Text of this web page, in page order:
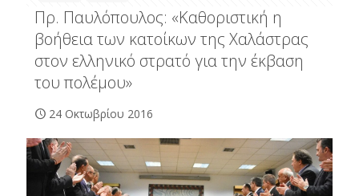
Πρ. Παυλόπουλος: «Καθοριστική η
βοήθεια των κατοίκων της Χαλάστρας
στον ελληνικό στρατό για την έκβαση
του πολέμου»
24 Οκτωβρίου 2016